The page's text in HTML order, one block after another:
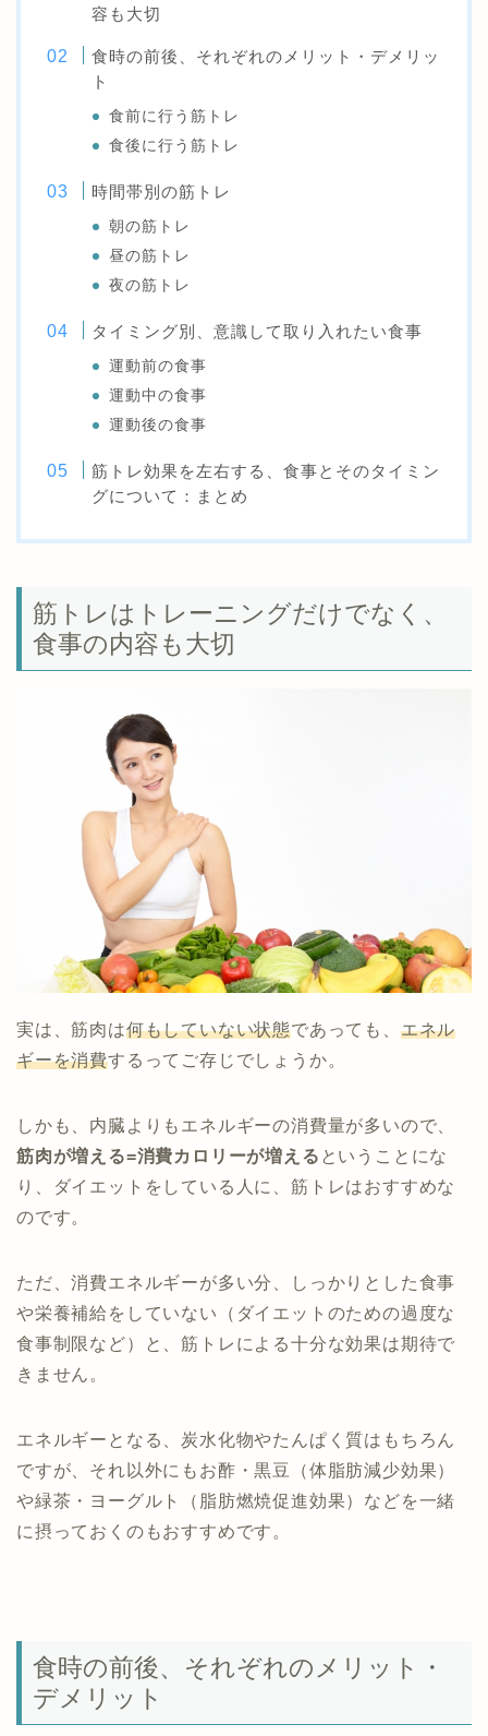
容も大切
食時の前後、それぞれのメリット・デメリッ
ト
食前に行う筋トレ
食後に行う筋トレ
時間帯別の筋トレ
朝の筋トレ
昼の筋トレ
夜の筋トレ
タイミング別、意識して取り入れたい食事
運動前の食事
運動中の食事
運動後の食事
筋トレ効果を左右する、食事とそのタイミン
グについて：まとめ
筋トレはトレーニングだけでなく、
食事の内容も大切
実は、筋肉は何もしていない状態であっても、 エネル
ギーを消費するってご存じでしょうか。
しかも、内臓よりもエネルギーの消費量が多いので、
筋肉が増える=消費カロリーが増える ということにな
り、ダイエットをしている人に、筋トレはおすすめな
のです。
ただ、消費エネルギーが多い分、しっかりとした食事
や栄養補給をしていない（ダイエットのための過度な
食事制限など）と、筋トレによる十分な効果は期待で
きません。
エネルギーとなる、炭水化物やたんぱく質はもちろん
ですが、それ以外にもお酢・黒豆（体脂肪減少効果）
や緑茶・ヨーグルト（脂肪燃焼促進効果）などを一緒
に摂っておくのもおすすめです。
食時の前後、それぞれのメリット・
デメリット